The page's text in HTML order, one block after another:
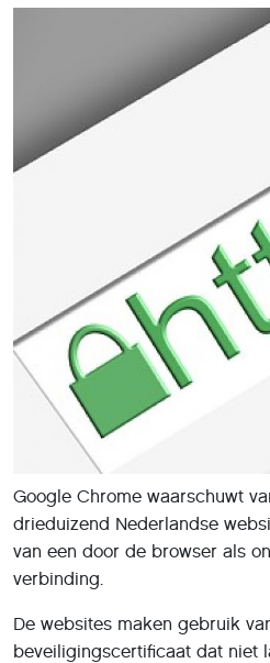
Google Chrome waarschuwt
drieduizend Nederlandse
van een door de browser als
verbinding.
De websites maken gebruik
beveiligingscertificaat dat niet